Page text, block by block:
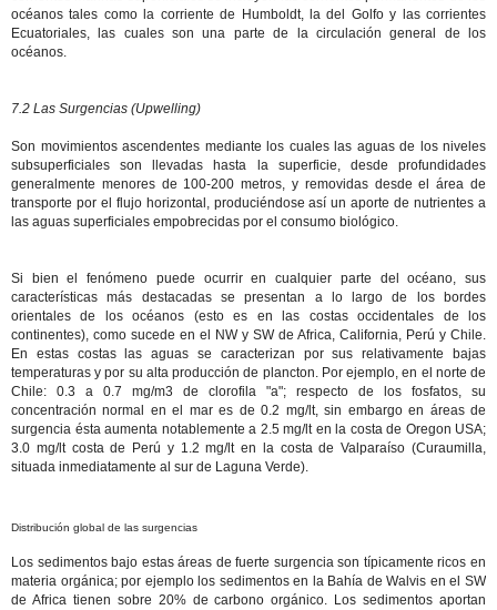
océanos tales como la corriente de Humboldt, la del Golfo y las corrientes
Ecuatoriales, las cuales son una parte de la circulación general de los
océanos.
7.2 Las Surgencias (Upwelling)
Son movimientos ascendentes mediante los cuales las aguas de los niveles
subsuperficiales son llevadas hasta la superficie, desde profundidades
generalmente menores de 100-200 metros, y removidas desde el área de
transporte por el flujo horizontal, produciéndose así un aporte de nutrientes a
las aguas superficiales empobrecidas por el consumo biológico.
Si bien el fenómeno puede ocurrir en cualquier parte del océano, sus
características más destacadas se presentan a lo largo de los bordes
orientales de los océanos (esto es en las costas occidentales de los
continentes), como sucede en el NW y SW de Africa, California, Perú y Chile.
En estas costas las aguas se caracterizan por sus relativamente bajas
temperaturas y por su alta producción de plancton. Por ejemplo, en el norte de
Chile: 0.3 a 0.7 mg/m3 de clorofila "a"; respecto de los fosfatos, su
concentración normal en el mar es de 0.2 mg/lt, sin embargo en áreas de
surgencia ésta aumenta notablemente a 2.5 mg/lt en la costa de Oregon USA;
3.0 mg/lt costa de Perú y 1.2 mg/lt en la costa de Valparaíso (Curaumilla,
situada inmediatamente al sur de Laguna Verde).
Distribución global de las surgencias
Los sedimentos bajo estas áreas de fuerte surgencia son típicamente ricos en
materia orgánica; por ejemplo los sedimentos en la Bahía de Walvis en el SW
de Africa tienen sobre 20% de carbono orgánico. Los sedimentos aportan